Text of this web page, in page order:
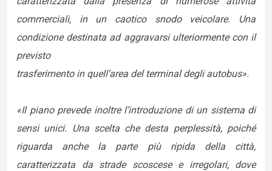
commerciali, in un caotico snodo veicolare. Una
condizione destinata ad aggravarsi ulteriormente con il
previsto
trasferimento in quell’area del terminal degli autobus».
«Il piano prevede inoltre l’introduzione di un sistema di
sensi unici. Una scelta che desta perplessità, poiché
riguarda anche la parte più ripida della città,
caratterizzata da strade scoscese e irregolari, dove